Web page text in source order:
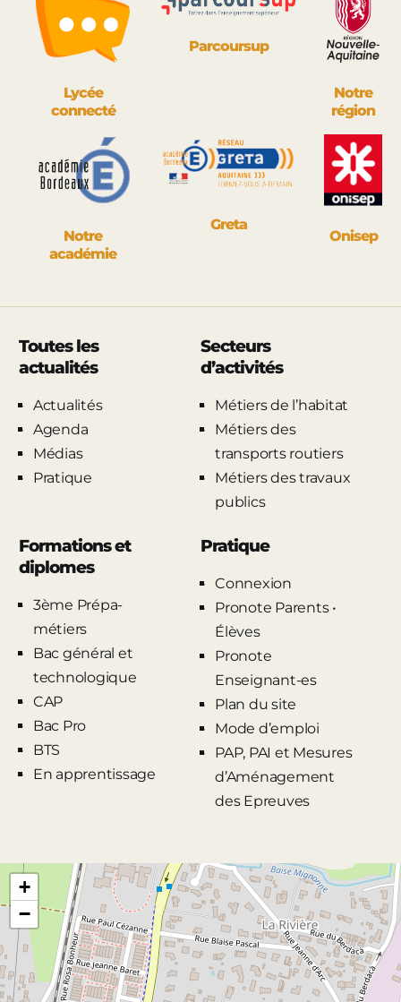
Lycée
connecté
Parcoursup
Notre
région
Notre
académie
Greta
Onisep
Toutes les
actualités
Actualités
Agenda
Médias
Pratique
Secteurs
d’activités
Métiers de l’habitat
Métiers des
transports routiers
Métiers des travaux
publics
Formations et
diplomes
3ème Prépa-
métiers
Bac général et
technologique
CAP
Bac Pro
BTS
En apprentissage
Pratique
Connexion
Pronote Parents •
Élèves
Pronote
Enseignant-es
Plan du site
Mode d’emploi
PAP, PAI et Mesures
d’Aménagement
des Epreuves
+
−